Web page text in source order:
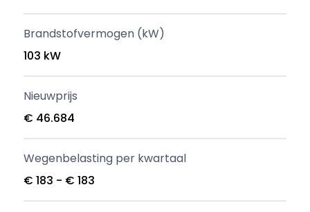
Brandstofvermogen (kW)
103 kW
Nieuwprijs
€ 46.684
Wegenbelasting per kwartaal
€ 183 - € 183